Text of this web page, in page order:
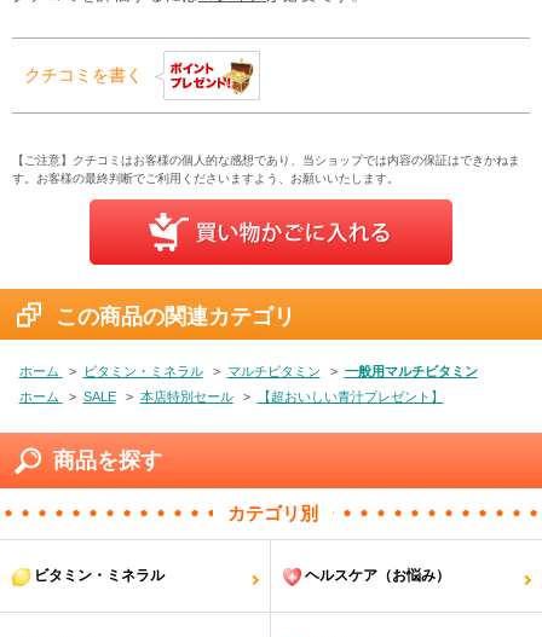
・手軽に栄養管理をしたい方
・1日1粒で続けられるマルチビタミンを探している方
・自然由来の成分を重視したい方
・健康習慣を見直したい方
忙しい毎日でも無理なく続けやすい、毎日の健康管理に適した総合
栄養サプリメントです。
■自然の恵みを、毎日の栄養習慣に
アースズブレンド マルチビタミン（鉄抜き）は、ビタミン・ミネラ
ルだけでなく、スーパーフードやハーブ、プロバイオティクスなど
を組み合わせたプレミアムマルチビタミンです。
1日1粒から始める、新しい栄養習慣。
自然の恵みを毎日のコンディションづくりに取り入れてみません
クチコミを書く
【ご注意】クチコミはお客様の個人的な感想であり、当ショップでは内容の保証はできかねま
す。お客様の最終判断でご利用くださいますよう、お願いいたします。
この商品の関連カテゴリ
ホーム > ビタミン・ミネラル > マルチビタミン > 一般用マルチビタミン
ホーム
> SALE > 本店特別セール > 【超おいしい青汁プレゼント】
商品を探す
カテゴリ別
ビタミン・ミネラル ヘルスケア（お悩み）